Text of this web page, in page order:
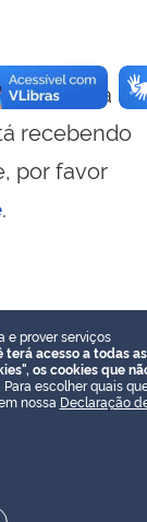
essa
recebendo
por favor
.
e prover serviços
terá acesso a todas as
os cookies que
Para escolher quais
nossa Declaração